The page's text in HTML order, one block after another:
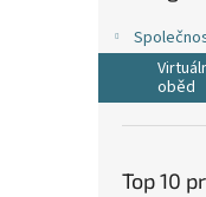
l
oběd
Top 10